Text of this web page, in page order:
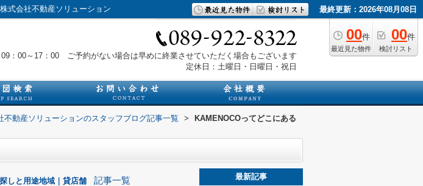
式会社不動産ソリューション 最終更新：2026年08月08日
00件
最近見た物件
00件
検討リスト
：00～17：00 ご予約がない場合は早めに終業させていただく場合もございます
定休日：土曜日・日曜日・祝日
不動産ソリューションのスタッフブログ記事一覧 >
KAMENOCOってどこにある
しと用途地域｜貸店舗 記事一覧
最新記事